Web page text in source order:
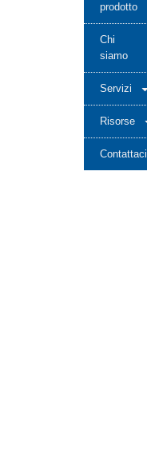
prodotto
Chi
siamo
Servizi
Risorse
Contattaci